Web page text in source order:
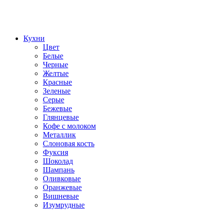
Кухни
Цвет
Белые
Черные
Желтые
Красные
Зеленые
Серые
Бежевые
Глянцевые
Кофе с молоком
Металлик
Слоновая кость
Фуксия
Шоколад
Шампань
Оливковые
Оранжевые
Вишневые
Изумрудные